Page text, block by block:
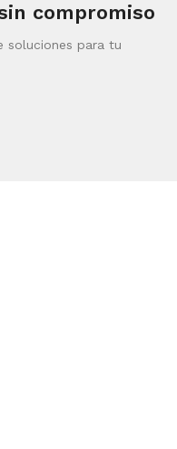
compromiso
soluciones para tu